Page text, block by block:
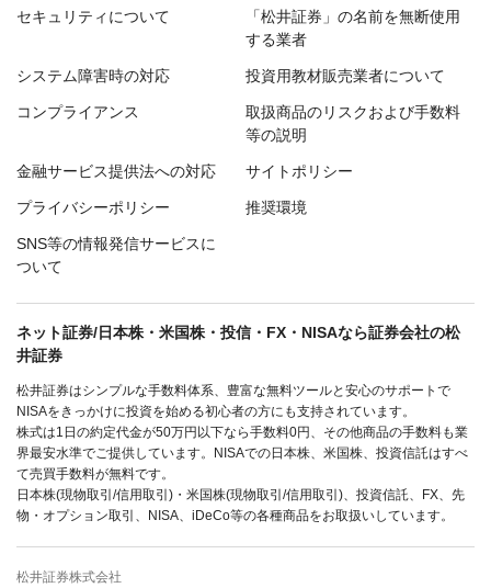
セキュリティについて
「松井証券」の名前を無断使用
する業者
システム障害時の対応 投資用教材販売業者について
コンプライアンス
取扱商品のリスクおよび手数料
等の説明
金融サービス提供法への対応 サイトポリシー
プライバシーポリシー 推奨環境
SNS等の情報発信サービスに
ついて
ネット証券/日本株・米国株・投信・FX・NISAなら証券会社の松
井証券
松井証券はシンプルな手数料体系、豊富な無料ツールと安心のサポートで
NISAをきっかけに投資を始める初心者の方にも支持されています。
株式は1日の約定代金が50万円以下なら手数料0円、その他商品の手数料も業
界最安水準でご提供しています。NISAでの日本株、米国株、投資信託はすべ
て売買手数料が無料です。
日本株(現物取引/信用取引)・米国株(現物取引/信用取引)、投資信託、FX、先
物・オプション取引、NISA、iDeCo等の各種商品をお取扱いしています。
松井証券株式会社